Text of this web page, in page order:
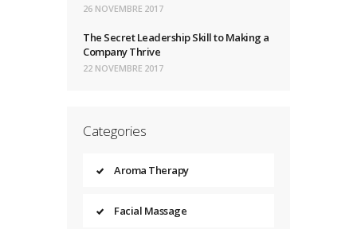
26 NOVEMBRE 2017
The Secret Leadership Skill to Making a
Company Thrive
22 NOVEMBRE 2017
Categories
Aroma Therapy
Facial Massage